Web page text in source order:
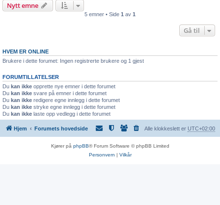
Nytt emne
5 emner • Side 1 av 1
Gå til
HVEM ER ONLINE
Brukere i dette forumet: Ingen registrerte brukere og 1 gjest
FORUMTILLATELSER
Du kan ikke opprette nye emner i dette forumet
Du kan ikke svare på emner i dette forumet
Du kan ikke redigere egne innlegg i dette forumet
Du kan ikke stryke egne innlegg i dette forumet
Du kan ikke laste opp vedlegg i dette forumet
Hjem Forumets hovedside Alle klokkeslett er UTC+02:00
Kjører på phpBB® Forum Software © phpBB Limited
Personvern | Vilkår